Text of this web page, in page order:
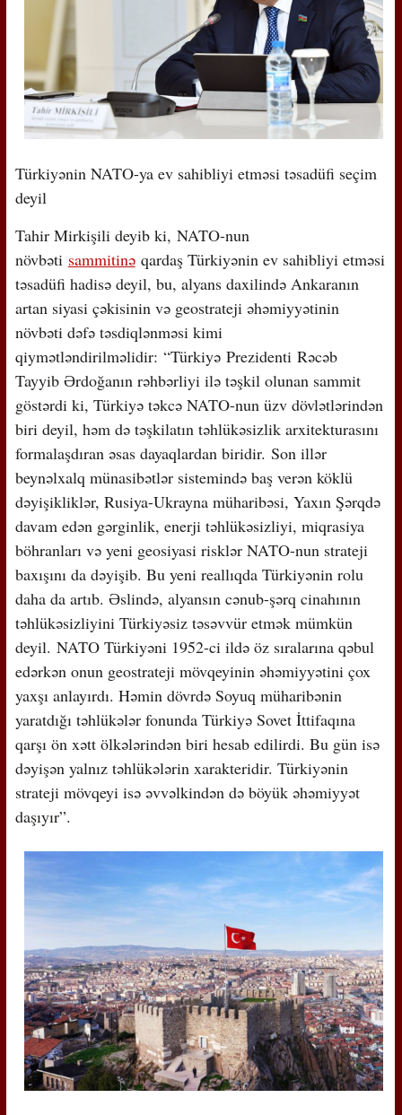
Türkiyənin NATO-ya ev sahibliyi etməsi təsadüfi seçim
deyil
Tahir Mirkişili deyib ki, NATO-nun
növbəti sammitinəqardaş Türkiyənin ev sahibliyi etməsi
təsadüfi hadisə deyil, bu, alyans daxilində Ankaranın
artan siyasi çəkisinin və geostrateji əhəmiyyətinin
növbəti dəfə təsdiqlənməsi kimi
qiymətləndirilməlidir: “Türkiyə Prezidenti Rəcəb
Tayyib Ərdoğanın rəhbərliyi ilə təşkil olunan sammit
göstərdi ki, Türkiyə təkcə NATO-nun üzv dövlətlərindən
biri deyil, həm də təşkilatın təhlükəsizlik arxitekturasını
formalaşdıran əsas dayaqlardan biridir. Son illər
beynəlxalq münasibətlər sistemində baş verən köklü
dəyişikliklər, Rusiya-Ukrayna müharibəsi, Yaxın Şərqdə
davam edən gərginlik, enerji təhlükəsizliyi, miqrasiya
böhranları və yeni geosiyasi risklər NATO-nun strateji
baxışını da dəyişib. Bu yeni reallıqda Türkiyənin rolu
daha da artıb. Əslində, alyansın cənub-şərq cinahının
təhlükəsizliyini Türkiyəsiz təsəvvür etmək mümkün
deyil. NATO Türkiyəni 1952-ci ildə öz sıralarına qəbul
edərkən onun geostrateji mövqeyinin əhəmiyyətini çox
yaxşı anlayırdı. Həmin dövrdə Soyuq müharibənin
yaratdığı təhlükələr fonunda Türkiyə Sovet İttifaqına
qarşı ön xətt ölkələrindən biri hesab edilirdi. Bu gün isə
dəyişən yalnız təhlükələrin xarakteridir. Türkiyənin
strateji mövqeyi isə əvvəlkindən də böyük əhəmiyyət
daşıyır”.